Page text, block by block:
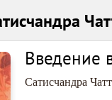
Введение
Сатисчандра